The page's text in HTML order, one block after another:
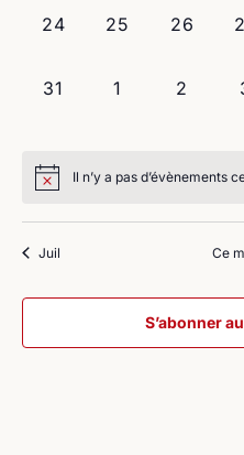
0
24
0
25
0
26
0
0
31
0
1
0
2
Il n’y a pas d’évènements
Juil Ce
S’abonner